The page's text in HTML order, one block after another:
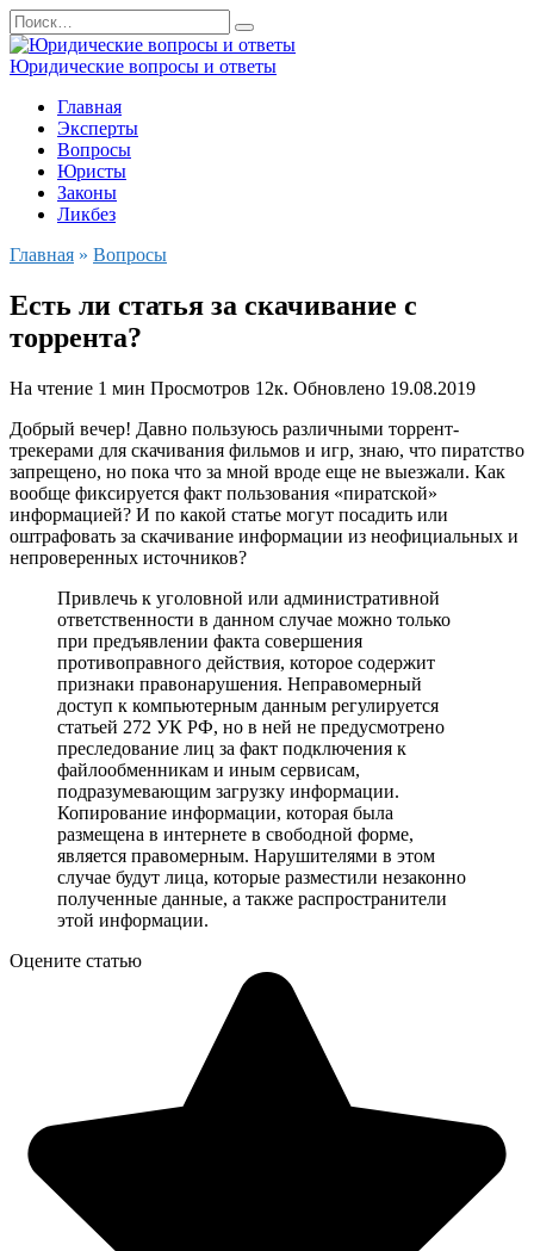
Перейти
к
содержанию
Search
for:
Юридические вопросы и ответы
Главная
Эксперты
Вопросы
Юристы
Законы
Ликбез
Главная » Вопросы
Есть ли статья за скачивание с
торрента?
На чтение 1 мин Просмотров 12к. Обновлено 19.08.2019
Добрый вечер! Давно пользуюсь различными торрент-
трекерами для скачивания фильмов и игр, знаю, что пиратство
запрещено, но пока что за мной вроде еще не выезжали. Как
вообще фиксируется факт пользования «пиратской»
информацией? И по какой статье могут посадить или
оштрафовать за скачивание информации из неофициальных и
непроверенных источников?
Привлечь к уголовной или административной
ответственности в данном случае можно только
при предъявлении факта совершения
противоправного действия, которое содержит
признаки правонарушения. Неправомерный
доступ к компьютерным данным регулируется
статьей 272 УК РФ, но в ней не предусмотрено
преследование лиц за факт подключения к
файлообменникам и иным сервисам,
подразумевающим загрузку информации.
Копирование информации, которая была
размещена в интернете в свободной форме,
является правомерным. Нарушителями в этом
случае будут лица, которые разместили незаконно
полученные данные, а также распространители
этой информации.
Оцените статью